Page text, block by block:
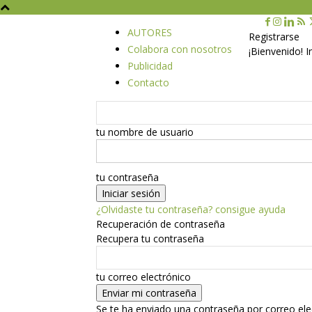
AUTORES
Colabora con nosotros
Publicidad
Contacto
Registrarse
¡Bienvenido!
tu nombre de usuario
tu contraseña
¿Olvidaste tu contraseña? consigue ayuda
Recuperación de contraseña
Recupera tu contraseña
tu correo electrónico
Se te ha enviado una contraseña por correo